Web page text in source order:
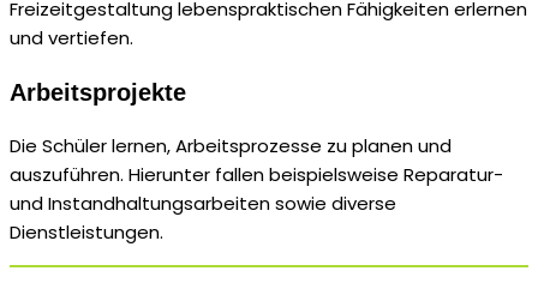
Freizeitgestaltung lebenspraktischen Fähigkeiten erlernen
und vertiefen.
Arbeitsprojekte
Die Schüler lernen, Arbeitsprozesse zu planen und
auszuführen. Hierunter fallen beispielsweise Reparatur-
und Instandhaltungsarbeiten sowie diverse
Dienstleistungen.